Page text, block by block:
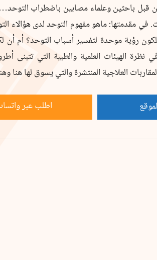
قبل باحثين وعلماء مصابين باضطراب التوحد…
في مقدمتها: ماهو مفهوم التوحد لدى هؤالاء
رؤية موحدة لتفسير أسباب التوحد؟ أم أن
نظرة الهيئات العلمية والطبية التي تتبنى
العلاجية المنتشرة والتي يسوق لها هنا
اطلب عبر